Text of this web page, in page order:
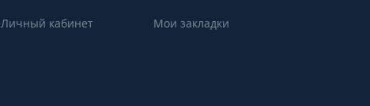
Личный кабинет Мои закладки